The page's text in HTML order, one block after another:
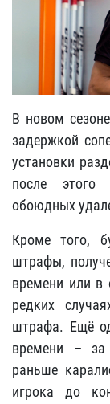
В новом
задержкой
установки
после
обоюдных
Кроме того,
штрафы,
времени или в
редких
штрафа. Ещё
времени – за
раньше
игрока до